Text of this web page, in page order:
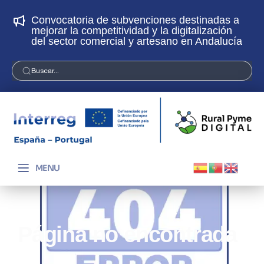
Convocatoria de subvenciones destinadas a
mejorar la competitividad y la digitalización
del sector comercial y artesano en Andalucía
Buscar...
MENU
Página no encontrada